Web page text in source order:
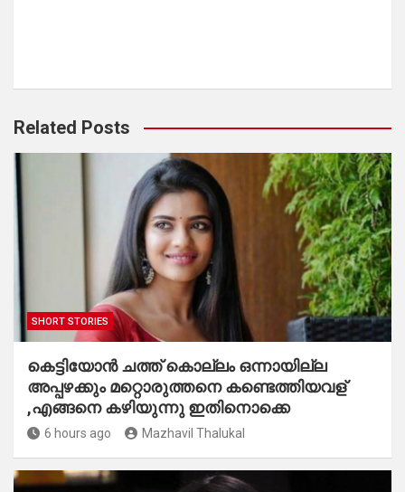
Related Posts
SHORT STORIES
കെട്ടിയോൻ ചത്ത് കൊല്ലം ഒന്നായില്ല
അപ്പഴക്കും മറ്റൊരുത്തനെ കണ്ടെത്തിയവള്
,എങ്ങനെ കഴിയുന്നു ഇതിനൊക്കെ
6 hours ago Mazhavil Thalukal